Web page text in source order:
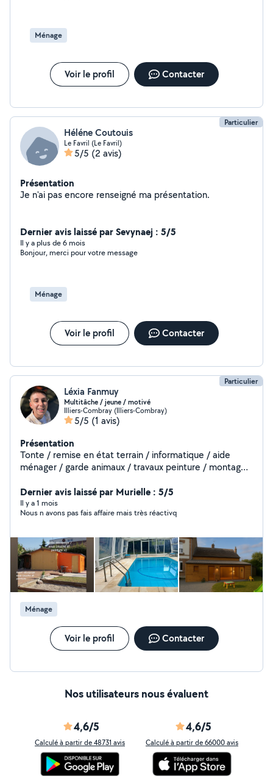
Ménage
Voir le profil Contacter
Particulier
Héléne Coutouis
Le Favril (Le Favril)
5/5 (2 avis)
Présentation
Je n'ai pas encore renseigné ma présentation.
Dernier avis laissé par Sevynaej : 5/5
Il y a plus de 6 mois
Bonjour, merci pour votre message
Ménage
Voir le profil Contacter
Particulier
Léxia Fanmuy
Multitâche / jeune / motivé
Illiers-Combray (Illiers-Combray)
5/5 (1 avis)
Présentation
Tonte / remise en état terrain / informatique / aide
ménager / garde animaux / travaux peinture / montage
papier peint Très minutieux , travail proprement
Dernier avis laissé par Murielle : 5/5
Il y a 1 mois
Nous n avons pas fais affaire mais très réactivq
Ménage
Voir le profil Contacter
Nos utilisateurs nous évaluent
4,6/5
Calculé à partir de 48731 avis
4,6/5
Calculé à partir de 66000 avis